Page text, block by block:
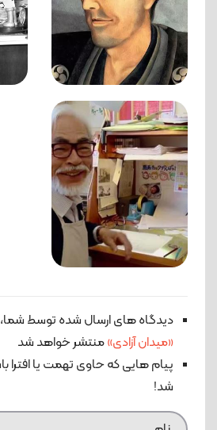
دیدگاه های ارسال شده توسط
«میدان آزادی»منتشر خواهد شد
پیام هایی که حاوی تهمت یا افترا
شد!